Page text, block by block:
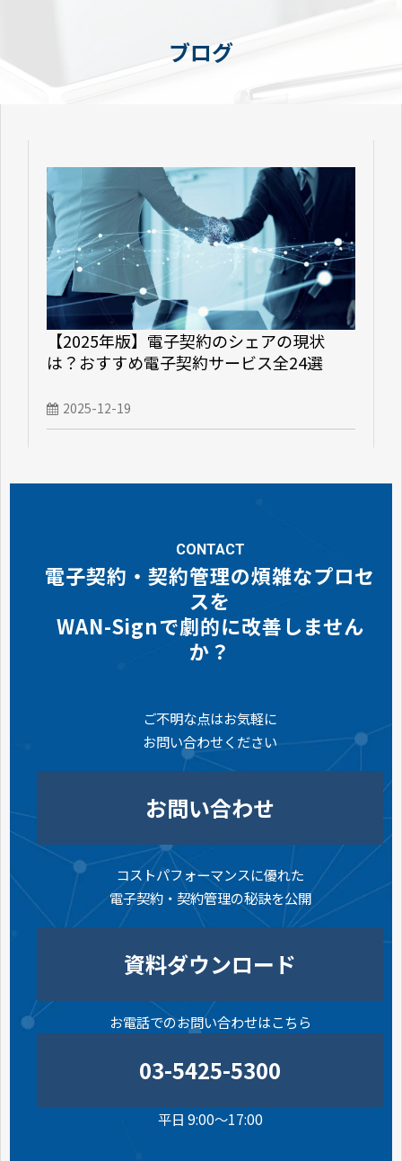
ブログ
【2025年版】電子契約のシェアの現状
は？おすすめ電子契約サービス全24選
2025-12-19
CONTACT
電子契約・契約管理の煩雑なプロセ
スを
WAN-Signで劇的に改善しません
か？
ご不明な点はお気軽に
お問い合わせください
お問い合わせ
コストパフォーマンスに優れた
電子契約・契約管理の秘訣を公開
資料ダウンロード
お電話でのお問い合わせはこちら
03-5425-5300
平日 9:00～17:00